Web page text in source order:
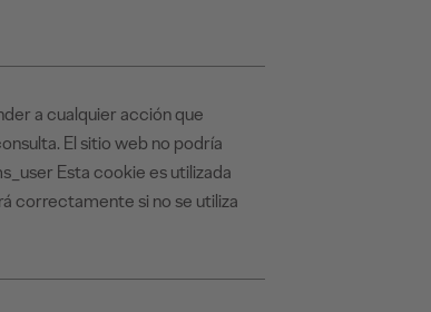
a cualquier acción que
El sitio web no podría
Esta cookie es utilizada
correctamente si no se utiliza